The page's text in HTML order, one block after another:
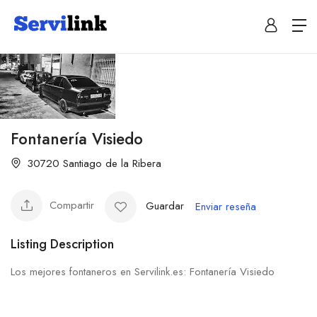
Fontanería Visiedo
30720 Santiago de la Ribera
Compartir Guardar Enviar reseña
Listing Description
Los mejores fontaneros en Servilink.es: Fontanería Visiedo